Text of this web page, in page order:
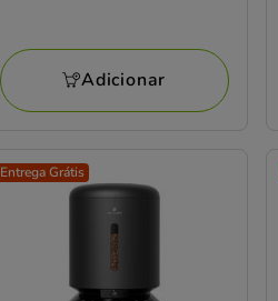
Adicionar
Entrega Grátis